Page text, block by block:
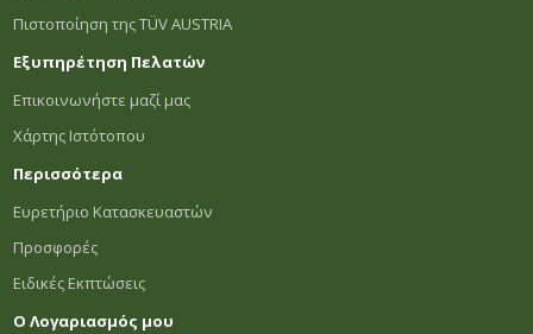
Πιστοποίηση της TÜV AUSTRIA
Εξυπηρέτηση Πελατών
Επικοινωνήστε μαζί μας
Χάρτης Ιστότοπου
Περισσότερα
Ευρετήριο Κατασκευαστών
Προσφορές
Ειδικές Εκπτώσεις
Ο Λογαριασμός μου